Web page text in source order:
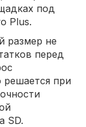
под
Plus.
размер не
перед
решается при
SD.